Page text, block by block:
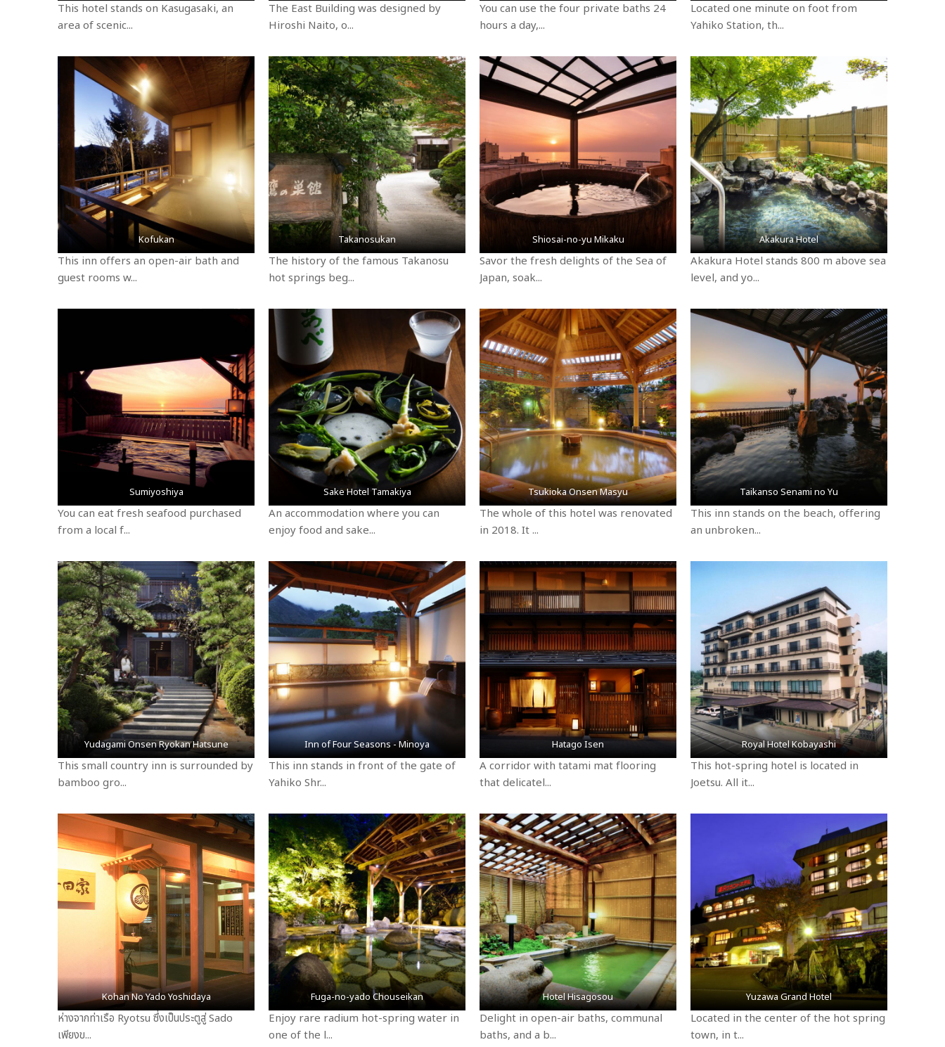
This hotel stands on Kasugasaki, an
area of scenic...
The East Building was designed by
Hiroshi Naito, o...
You can use the four private baths 24
hours a day,...
Located one minute on foot from
Yahiko Station, th...
Kofukan
This inn offers an open-air bath and
guest rooms w...
Takanosukan
The history of the famous Takanosu
hot springs beg...
Shiosai-no-yu Mikaku
Savor the fresh delights of the Sea of
Japan, soak...
Akakura Hotel
Akakura Hotel stands 800 m above sea
level, and yo...
Sumiyoshiya
You can eat fresh seafood purchased
from a local f...
Sake Hotel Tamakiya
An accommodation where you can
enjoy food and sake...
Tsukioka Onsen Masyu
The whole of this hotel was renovated
in 2018. It ...
Taikanso Senami no Yu
This inn stands on the beach, offering
an unbroken...
Yudagami Onsen Ryokan Hatsune
This small country inn is surrounded by
bamboo gro...
Inn of Four Seasons - Minoya
This inn stands in front of the gate of
Yahiko Shr...
Hatago Isen
A corridor with tatami mat flooring
that delicatel...
Royal Hotel Kobayashi
This hot-spring hotel is located in
Joetsu. All it...
Kohan No Yado Yoshidaya
ห่างจากท่าเรือ Ryotsu ซึ่งเป็นประตูสู่ Sado
เพียงข...
Fuga-no-yado Chouseikan
Enjoy rare radium hot-spring water in
one of the l...
Hotel Hisagosou
Delight in open-air baths, communal
baths, and a b...
Yuzawa Grand Hotel
Located in the center of the hot spring
town, in t...